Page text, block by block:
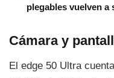
plegables vuelven a
Cámara y
El edge 50 Ultra